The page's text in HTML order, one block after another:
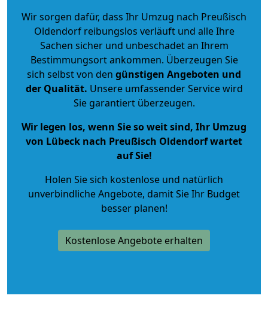
Wir sorgen dafür, dass Ihr Umzug nach Preußisch
Oldendorf reibungslos verläuft und alle Ihre
Sachen sicher und unbeschadet an Ihrem
Bestimmungsort ankommen. Überzeugen Sie
sich selbst von den günstigen Angeboten und
der Qualität. Unsere umfassender Service wird
Sie garantiert überzeugen.
Wir legen los, wenn Sie so weit sind, Ihr Umzug
von Lübeck nach Preußisch Oldendorf wartet
auf Sie!
Holen Sie sich kostenlose und natürlich
unverbindliche Angebote, damit Sie Ihr Budget
besser planen!
Kostenlose Angebote erhalten